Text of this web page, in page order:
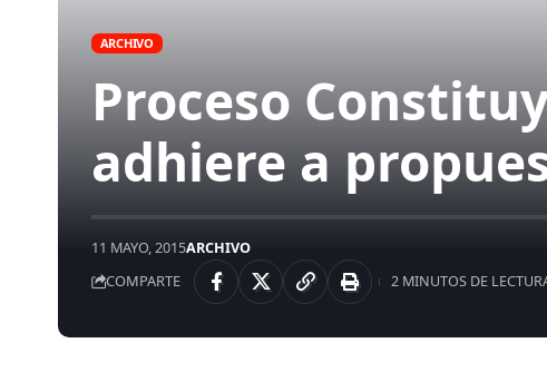
ARCHIVO
Proceso
adhiere a
11 MAYO, 2015ARCHIVO
COMPARTE
2 MINUTOS DE